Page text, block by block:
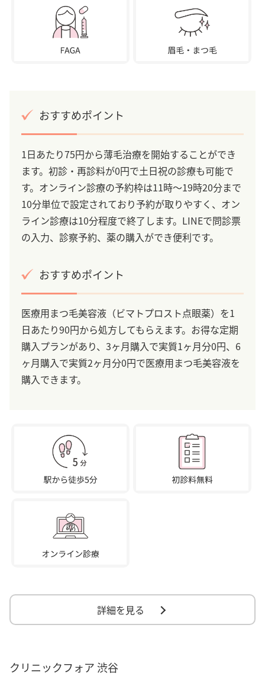
おすすめポイント
1日あたり75円から薄毛治療を開始することができ
ます。初診・再診料が0円で土日祝の診療も可能で
す。オンライン診療の予約枠は11時～19時20分まで
10分単位で設定されており予約が取りやすく、オン
ライン診療は10分程度で終了します。LINEで問診票
の入力、診察予約、薬の購入ができ便利です。
おすすめポイント
医療用まつ毛美容液（ビマトプロスト点眼薬）を1
日あたり90円から処方してもらえます。お得な定期
購入プランがあり、3ヶ月購入で実質1ヶ月分0円、6
ヶ月購入で実質2ヶ月分0円で医療用まつ毛美容液を
購入できます。
詳細を見る
クリニックフォア 渋谷